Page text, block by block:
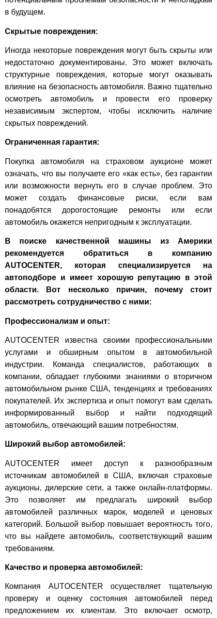
в будущем.
Скрытые повреждения:
Иногда некоторые повреждения могут быть скрыты или
недостаточно документированы. Это может включать
структурные повреждения, которые могут оказывать
влияние на безопасность автомобиля. Важно тщательно
осмотреть автомобиль и провести его проверку
независимым экспертом, чтобы исключить наличие
скрытых повреждений.
Ограниченная гарантия:
Покупка автомобиля на страховом аукционе может
означать, что вы получаете его «как есть», без гарантии
или возможности вернуть его в случае проблем. Это
может создать финансовые риски, если вам
понадобятся дорогостоящие ремонты или если
автомобиль окажется непригодным к эксплуатации.
В поиске качественной машины из Америки
рекомендуется обратиться в компанию
AUTOCENTER, которая специализируется на
автоподборе и имеет хорошую репутацию в этой
области. Вот несколько причин, почему стоит
рассмотреть сотрудничество с ними:
Профессионализм и опыт:
AUTOCENTER известна своими профессиональными
услугами и обширным опытом в автомобильной
индустрии. Команда специалистов, работающих в
компании, обладает глубокими знаниями о вторичном
автомобильном рынке США, тенденциях и требованиях
покупателей. Их экспертиза и опыт помогут вам сделать
информированный выбор и найти подходящий
автомобиль, отвечающий вашим потребностям.
Широкий выбор автомобилей:
AUTOCENTER имеет доступ к разнообразным
источникам автомобилей в США, включая страховые
аукционы, дилерские сети, а также онлайн-платформы.
Это позволяет им предлагать широкий выбор
автомобилей различных марок, моделей и ценовых
категорий. Большой выбор повышает вероятность того,
что вы найдете автомобиль, соответствующий вашим
требованиям.
Качество и проверка автомобилей:
Компания AUTOCENTER осуществляет тщательную
проверку и оценку состояния автомобилей перед
предложением их клиентам. Это включает осмотр,